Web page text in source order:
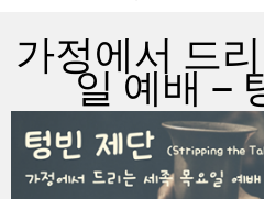
가정에서 드
일 예배 –